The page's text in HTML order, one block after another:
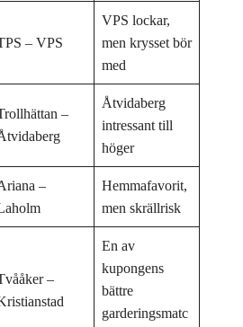
– VPS
VPS lockar,
men krysset bör
med
–
Åtvidaberg
intressant till
höger
–
Hemmafavorit,
men skrällrisk
–
En av
kupongens
bättre
garderingsmatc